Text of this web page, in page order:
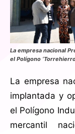
La empresa nacional
el Polígono
La empresa
implantada y
el Polígono
mercantil